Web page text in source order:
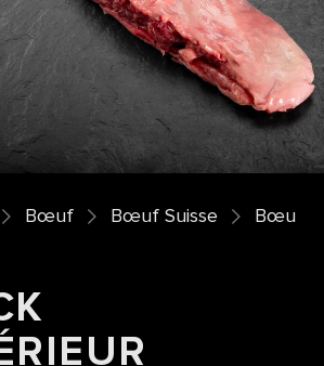
Bœuf Bœuf Suisse Bœuf